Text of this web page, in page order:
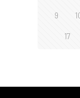
9
17